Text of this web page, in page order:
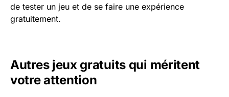
de tester un jeu et de se faire une expérience
gratuitement.
Autres jeux gratuits qui méritent
votre attention